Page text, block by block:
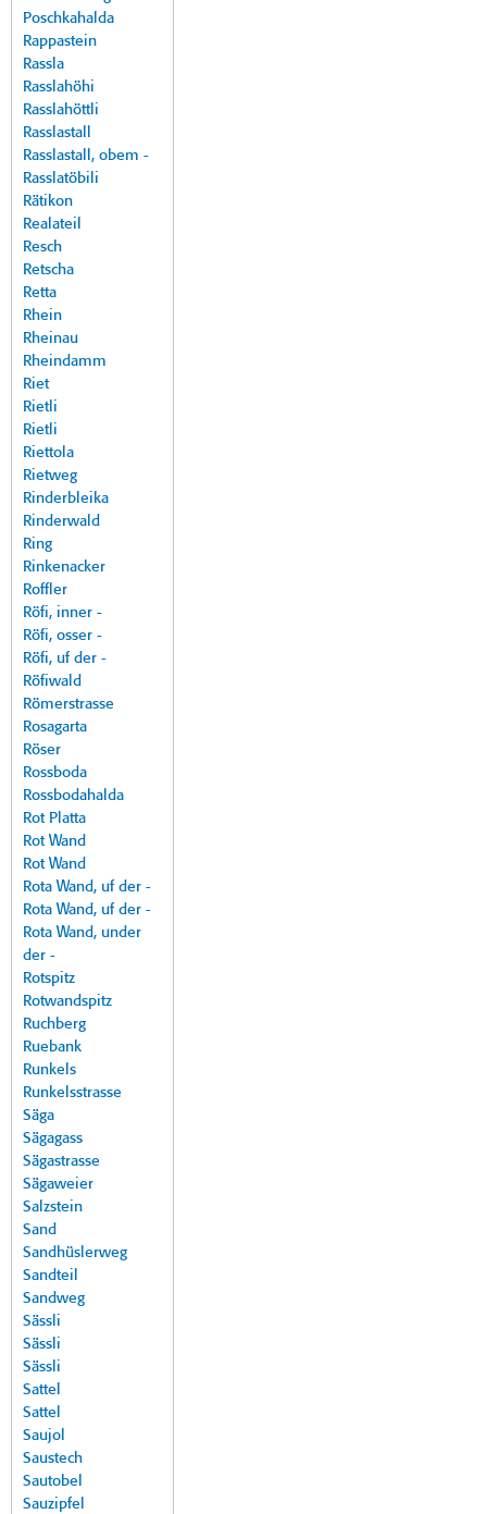
Poschkahalda
Rappastein
Rassla
Rasslahöhi
Rasslahöttli
Rasslastall
Rasslastall, obem -
Rasslatöbili
Rätikon
Realateil
Resch
Retscha
Retta
Rhein
Rheinau
Rheindamm
Riet
Rietli
Rietli
Riettola
Rietweg
Rinderbleika
Rinderwald
Ring
Rinkenacker
Roffler
Röfi, inner -
Röfi, osser -
Röfi, uf der -
Röfiwald
Römerstrasse
Rosagarta
Röser
Rossboda
Rossbodahalda
Rot Platta
Rot Wand
Rot Wand
Rota Wand, uf der -
Rota Wand, uf der -
Rota Wand, under
der -
Rotspitz
Rotwandspitz
Ruchberg
Ruebank
Runkels
Runkelsstrasse
Säga
Sägagass
Sägastrasse
Sägaweier
Salzstein
Sand
Sandhüslerweg
Sandteil
Sandweg
Sässli
Sässli
Sässli
Sattel
Sattel
Saujol
Saustech
Sautobel
Sauzipfel